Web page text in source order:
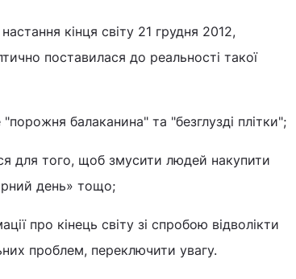
кінця світу 21 грудня 2012,
поставилася до реальності такої
балаканина" та "безглузді плітки";
для того, щоб змусити людей накупити
день» тощо;
про кінець світу зі спробою відволікти
проблем, переключити увагу.